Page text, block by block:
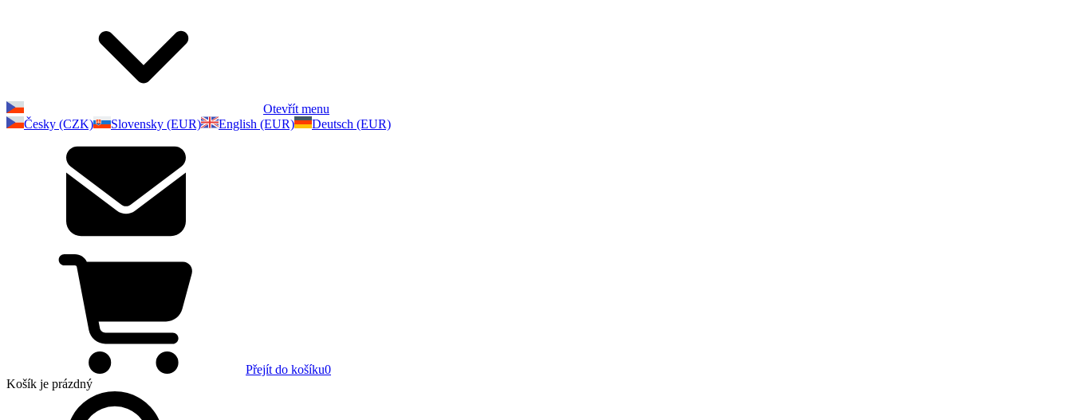
Otevřít menu
Česky (CZK)
Slovensky (EUR) English (EUR) Deutsch (EUR)
Přejít do košíku0
Košík je prázdný